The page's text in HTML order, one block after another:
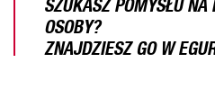
OSOBY?
ZNAJDZIESZ GO W